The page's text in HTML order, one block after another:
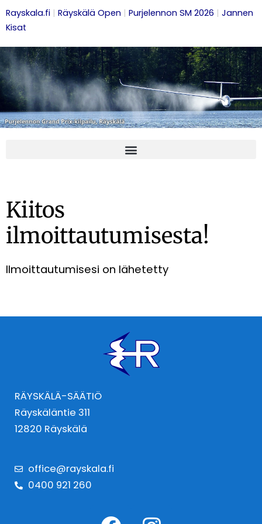
Rayskala.fi | Räyskälä Open | Purjelennon SM 2026 | Jannen
Kisat
Kiitos
ilmoittautumisesta!
Ilmoittautumisesi on lähetetty
RÄYSKÄLÄ-SÄÄTIÖ
Räyskäläntie 311
12820 Räyskälä
office@rayskala.fi
0400 921 260